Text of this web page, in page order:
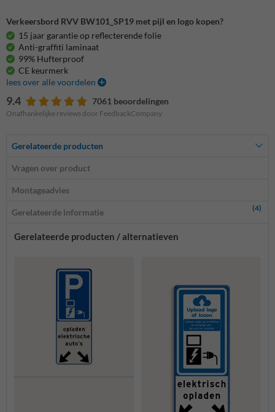
Verkeersbord RVV BW101_SP19 met pijl en logo kopen?
15 jaar garantie op reflecterende folie
Anti-graffiti laminaat
99% Hufterproof
CE keurmerk
lees over alle voordelen
9.4 7061 beoordelingen
Onafhankelijke reviews door FeedbackCompany
Gerelateerde producten
Vragen over product
Montageadvies
Gerelateerde informatie (4)
Gerelateerde producten / alternatieven